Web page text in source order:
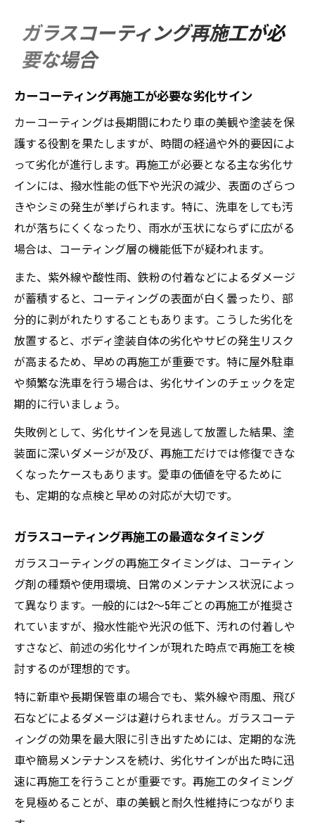
ガラスコーティング再施工が必
要な場合
カーコーティング再施工が必要な劣化サイン
カーコーティングは長期間にわたり車の美観や塗装を保
護する役割を果たしますが、時間の経過や外的要因によ
って劣化が進行します。再施工が必要となる主な劣化サ
インには、撥水性能の低下や光沢の減少、表面のざらつ
きやシミの発生が挙げられます。特に、洗車をしても汚
れが落ちにくくなったり、雨水が玉状にならずに広がる
場合は、コーティング層の機能低下が疑われます。
また、紫外線や酸性雨、鉄粉の付着などによるダメージ
が蓄積すると、コーティングの表面が白く曇ったり、部
分的に剥がれたりすることもあります。こうした劣化を
放置すると、ボディ塗装自体の劣化やサビの発生リスク
が高まるため、早めの再施工が重要です。特に屋外駐車
や頻繁な洗車を行う場合は、劣化サインのチェックを定
期的に行いましょう。
失敗例として、劣化サインを見逃して放置した結果、塗
装面に深いダメージが及び、再施工だけでは修復できな
くなったケースもあります。愛車の価値を守るために
も、定期的な点検と早めの対応が大切です。
ガラスコーティング再施工の最適なタイミング
ガラスコーティングの再施工タイミングは、コーティン
グ剤の種類や使用環境、日常のメンテナンス状況によっ
て異なります。一般的には2〜5年ごとの再施工が推奨さ
れていますが、撥水性能や光沢の低下、汚れの付着しや
すさなど、前述の劣化サインが現れた時点で再施工を検
討するのが理想的です。
特に新車や長期保管車の場合でも、紫外線や雨風、飛び
石などによるダメージは避けられません。ガラスコーテ
ィングの効果を最大限に引き出すためには、定期的な洗
車や簡易メンテナンスを続け、劣化サインが出た時に迅
速に再施工を行うことが重要です。再施工のタイミング
を見極めることが、車の美観と耐久性維持につながりま